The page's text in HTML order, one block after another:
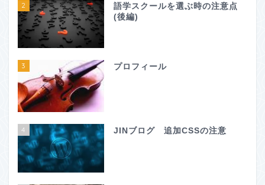
2
語学スクールを選ぶ時の注意点
(後編)
3 プロフィール
4 JINブログ 追加CSSの注意